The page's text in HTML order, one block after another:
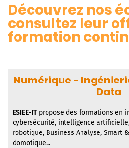
Découvrez nos
consultez leur
formation
Numérique -
Data
ESIEE-ITpropose des formations en
cybersécurité, intelligence
robotique, Business Analyse, Smart
domotique...